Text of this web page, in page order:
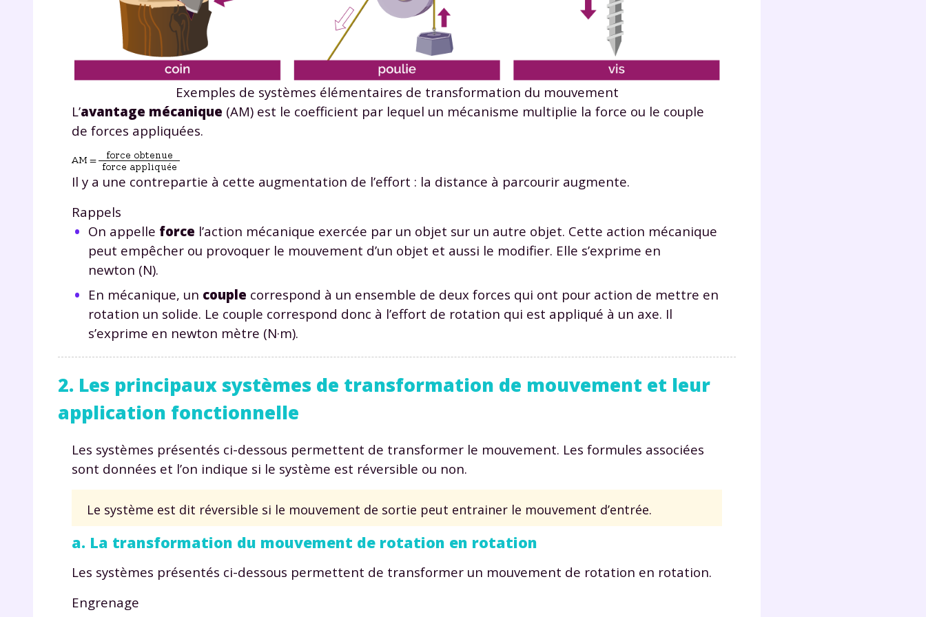
Exemples de systèmes élémentaires de transformation du mouvement
L’avantage mécanique (AM) est le coefficient par lequel un mécanisme multiplie la force ou le couple
de forces appliquées.
Il y a une contrepartie à cette augmentation de l’effort : la distance à parcourir augmente.
Rappels
On appelle force l’action mécanique exercée par un objet sur un autre objet. Cette action mécanique
peut empêcher ou provoquer le mouvement d’un objet et aussi le modifier. Elle s’exprime en
newton (N).
En mécanique, un couple correspond à un ensemble de deux forces qui ont pour action de mettre en
rotation un solide. Le couple correspond donc à l’effort de rotation qui est appliqué à un axe. Il
s’exprime en newton mètre (N·m).
2. Les principaux systèmes de transformation de mouvement et leur
application fonctionnelle
Les systèmes présentés ci-dessous permettent de transformer le mouvement. Les formules associées
sont données et l’on indique si le système est réversible ou non.
Le système est dit réversible si le mouvement de sortie peut entrainer le mouvement d’entrée.
a. La transformation du mouvement de rotation en rotation
Les systèmes présentés ci-dessous permettent de transformer un mouvement de rotation en rotation.
Engrenage
de vos données personnelles et pour exercer vos droits, vous pouvez consulter
notre charte.